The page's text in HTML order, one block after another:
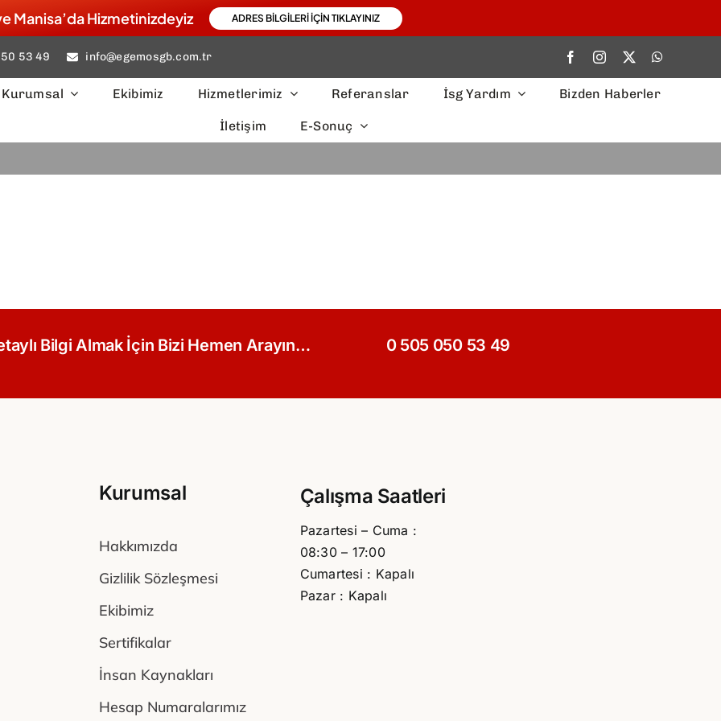
Manisa’da Hizmetinizdeyiz ADRES BILGILERI IÇIN TIKLAYINIZ
53 49 info@egemosgb.com.tr
Kurumsal Ekibimiz Hizmetlerimiz Referanslar İsg Yardım Bizden Haberler
İletişim E-Sonuç
Bilgi Almak İçin Bizi Hemen Arayın… 0 505 050 53 49
Kurumsal
Hakkımızda
Gizlilik Sözleşmesi
Ekibimiz
Sertifikalar
İnsan Kaynakları
Hesap Numaralarımız
Çalışma Saatleri
Pazartesi – Cuma :
08:30 – 17:00
Cumartesi : Kapalı
Pazar : Kapalı